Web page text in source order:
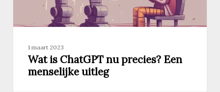
1 maart 2023
Wat is ChatGPT nu precies? Een
menselijke uitleg